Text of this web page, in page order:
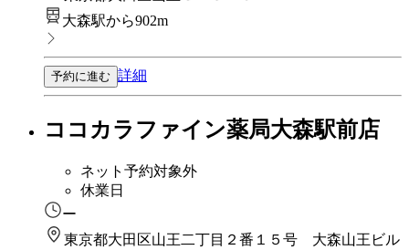
大森駅から902m
予約に進む 詳細
ココカラファイン薬局大森駅前店
ネット予約対象外
休業日
ー
東京都大田区山王二丁目２番１５号 大森山王ビル